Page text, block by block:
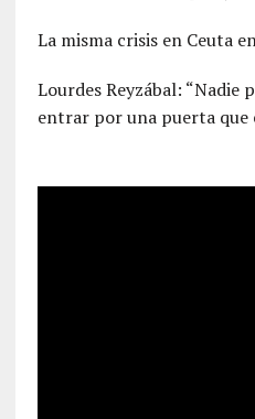
La misma crisis en Ceuta
Lourdes Reyzábal: “Nadie
entrar por una puerta que